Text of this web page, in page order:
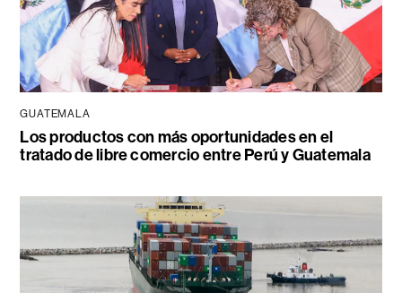
GUATEMALA
Los productos con más oportunidades en el
tratado de libre comercio entre Perú y Guatemala